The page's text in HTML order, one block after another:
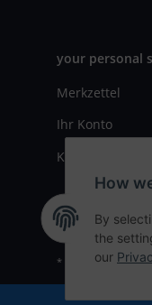
your personal
Merkzettel
Ihr Konto
Kasse
* All prices incl.
How
By
the
our